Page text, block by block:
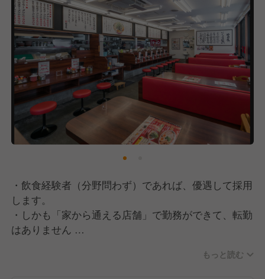
は、こうしたお客さまの声があったからです。そんな
嬉しい声をさらに増やし、社員のみなさんがより活躍
し自己実現できる場所を作るためにも、全国700店舗
は必ず実現させます。100年続く外食企業を目指し
て、これからの魁力屋を一緒に作ってくれる方とお会
いできることを楽しみにしています。
・飲食経験者（分野問わず）であれば、優遇して採用
します。
・しかも「家から通える店舗」で勤務ができて、転勤
はありません
＜キャリアステップイメージ ※（）内は未経験入社
もっと読む